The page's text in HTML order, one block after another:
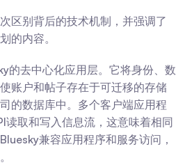
区别背后的技术机制，并强调了
的内容。
的去中心化应用层。它将身份、数
账户和帖子存在于可迁移的存储
的数据库中。多个客户端应用程
读取和写入信息流，这意味着相同
兼容应用程序和服务访问，